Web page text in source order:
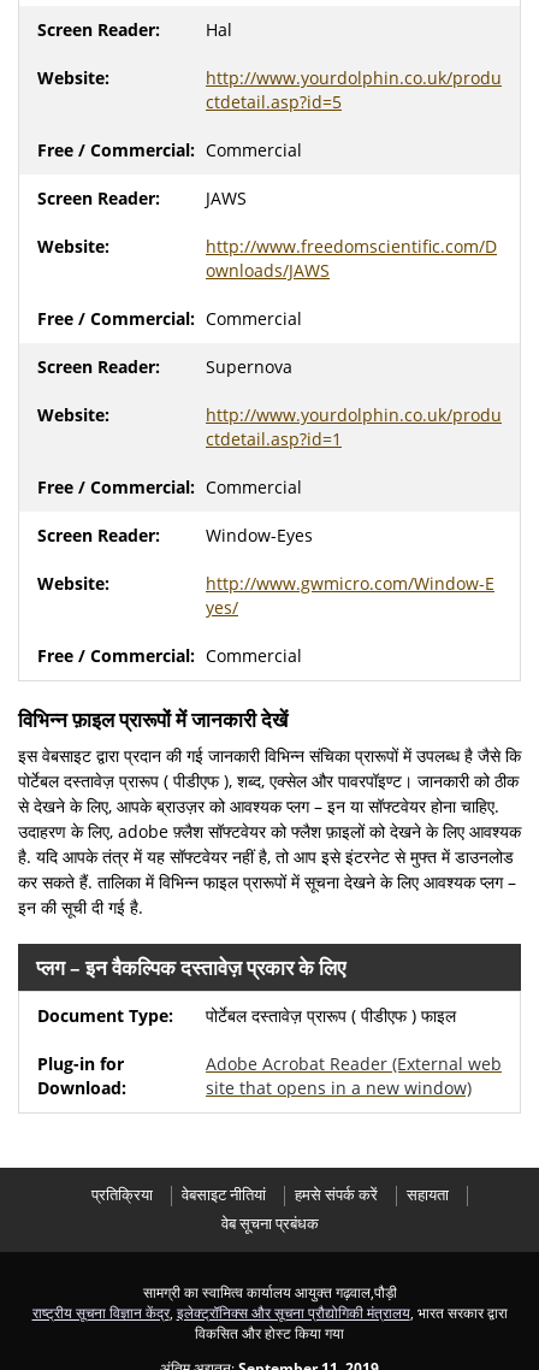
Hal
http://www.yourdolphin.co.uk/produ
ctdetail.asp?id=5
Commercial
JAWS
http://www.freedomscientific.com/D
ownloads/JAWS
Commercial
Supernova
http://www.yourdolphin.co.uk/produ
ctdetail.asp?id=1
Commercial
Window-Eyes
http://www.gwmicro.com/Window-E
yes/
Commercial
विभिन्न फ़ाइल प्रारूपों में जानकारी देखें
इस वेबसाइट द्वारा प्रदान की गई जानकारी विभिन्न संचिका प्रारूपों में उपलब्ध है जैसे कि
पोर्टेबल दस्तावेज़ प्रारूप ( पीडीएफ ), शब्द, एक्सेल और पावरपॉइण्ट। जानकारी को ठीक
से देखने के लिए, आपके ब्राउज़र को आवश्यक प्लग – इन या सॉफ्टवेयर होना चाहिए.
उदाहरण के लिए, adobe फ़्लैश सॉफ्टवेयर को फ्लैश फ़ाइलों को देखने के लिए आवश्यक
है. यदि आपके तंत्र में यह सॉफ्टवेयर नहीं है, तो आप इसे इंटरनेट से मुफ्त में डाउनलोड
कर सकते हैं. तालिका में विभिन्न फाइल प्रारूपों में सूचना देखने के लिए आवश्यक प्लग –
इन की सूची दी गई है.
प्लग – इन वैकल्पिक दस्तावेज़ प्रकार के लिए
पोर्टेबल दस्तावेज़ प्रारूप ( पीडीएफ ) फाइल
Adobe Acrobat Reader (External web
site that opens in a new window)
प्रतिक्रिया वेबसाइट नीतियां हमसे संपर्क करें
सहायता
वेब सूचना प्रबंधक
सामग्री का स्वामित्व कार्यालय आयुक्त गढ़वाल,पौड़ी
राष्ट्रीय सूचना विज्ञान केंद्र, इलेक्ट्रॉनिक्स और सूचना प्रौद्योगिकी मंत्रालय, भारत सरकार द्वारा
विकसित और होस्ट किया गया